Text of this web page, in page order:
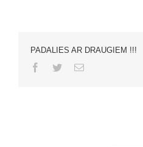
PADALIES AR DRAUGIEM !!!
Facebook
TwitterEmail